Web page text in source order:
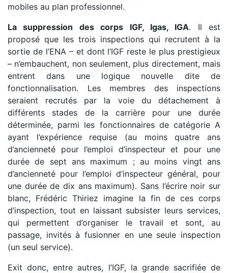
mobiles au plan professionnel.
La suppression des corps IGF, Igas, IGA. Il est
proposé que les trois inspections qui recrutent à la
sortie de l’ENA – et dont l’IGF reste le plus prestigieux
– n’embauchent, non seulement, plus directement, mais
entrent dans une logique nouvelle dite de
fonctionnalisation. Les membres des inspections
seraient recrutés par la voie du détachement à
différents stades de la carrière pour une durée
déterminée, parmi les fonctionnaires de catégorie A
ayant l’expérience requise (au moins quatre ans
d’ancienneté pour l’emploi d’inspecteur et pour une
durée de sept ans maximum ; au moins vingt ans
d’ancienneté pour l’emploi d’inspecteur général, pour
une durée de dix ans maximum). Sans l’écrire noir sur
blanc, Frédéric Thiriez imagine la fin de ces corps
d’inspection, tout en laissant subsister leurs services,
qui permettent d’organiser le travail et sont, au
passage, invités à fusionner en une seule inspection
(un seul service).
Exit donc, entre autres, l’IGF, la grande sacrifiée de